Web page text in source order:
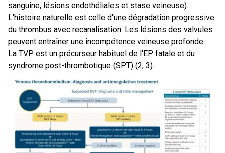
sanguine, lésions endothéliales et stase veineuse).
L'histoire naturelle est celle d'une dégradation progressive
du thrombus avec recanalisation. Les lésions des valvules
peuvent entraîner une incompétence veineuse profonde.
La TVP est un précurseur habituel de l'EP fatale et du
syndrome post-thrombotique (SPT) (2, 3).